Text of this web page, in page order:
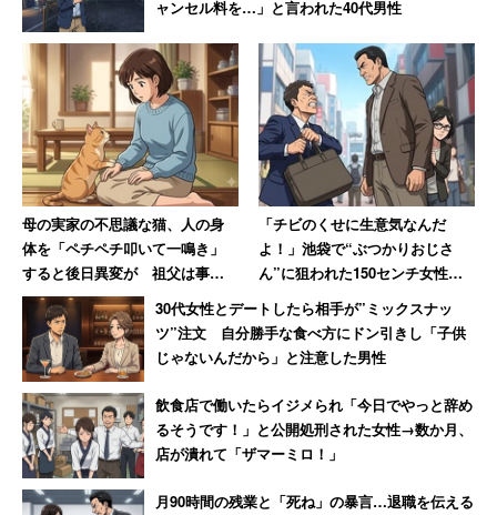
ブラック企業かどうかを見極めるためには、社員の平均勤
続年数や試用期間の長さ、研修制度の充実性、経営状態、
面接や説明会時の職場見学の可否、求人広告と実際の待遇
の乖離に注目してみると良い。
給料の低い試用期間が異様に長いのであれば、労働力を安
く手に入れたいと考えているブラック企業の可能性が高い
といえる。そのほか、短期雇用が前提となっている場合や
ハローワークに求人を出している場合もブラック企業の可
能性がある。社員が「仕事だから」を口癖に過重労働を正
当化している場合も、気を付けた方が無難だ。
従業員のキャパシティを超えた業務量ならば、その企業の
マネジメントに問題があるといえる【→詳しく見る】。こ
うした特徴に当てはまるからといってブラック企業とは限
らないが、いくつも該当する場合は、入社するかどうかを
慎重に検討しよう。
ャンセル料を…」と言われた40代男性
母の実家の不思議な猫、人の身
体を「ペチペチ叩いて一鳴き」
すると後日異変が 祖父は事故
で脚骨折、お腹叩かれた伯母は
妊娠発覚
「チビのくせに生意気なんだ
よ！」池袋で“ぶつかりおじさ
ん”に狙われた150センチ女性大
柄な知人の陰に隠れて難を逃れ
た恐怖
30代女性とデートしたら相手が”ミックスナッ
ツ”注文 自分勝手な食べ方にドン引きし「子供
じゃないんだから」と注意した男性
飲食店で働いたらイジメられ「今日でやっと辞め
るそうです！」と公開処刑された女性→数か月、
店が潰れて「ザマーミロ！」
月90時間の残業と「死ね」の暴言…退職を伝える